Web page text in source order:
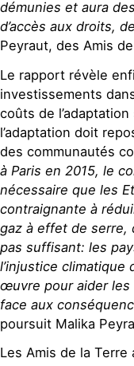
démunies et aura
d’accès aux droits,
Peyraut, des Amis
Le rapport révèle
investissements
coûts de
l’adaptation doit
des communautés
à Paris en 2015, le
nécessaire que les
contraignante à
gaz à effet de serre,
pas suffisant: les
l’injustice
œuvre pour aider les
face aux
poursuit Malika
Les Amis de la